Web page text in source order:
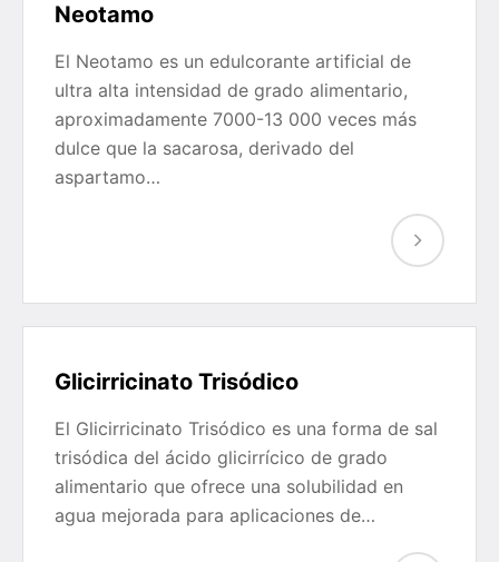
Neotamo
El Neotamo es un edulcorante artificial de
ultra alta intensidad de grado alimentario,
aproximadamente 7000-13 000 veces más
dulce que la sacarosa, derivado del
aspartamo…
Glicirricinato Trisódico
El Glicirricinato Trisódico es una forma de sal
trisódica del ácido glicirrícico de grado
alimentario que ofrece una solubilidad en
agua mejorada para aplicaciones de…